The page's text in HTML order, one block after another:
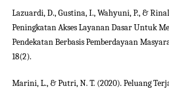
Lazuardi, D., Gustina, I., Wahyuni, P., &
Peningkatan Akses Layanan Dasar Untuk
Pendekatan Berbasis Pemberdayaan
18(2).
Marini, L., & Putri, N. T. (2020). Peluang